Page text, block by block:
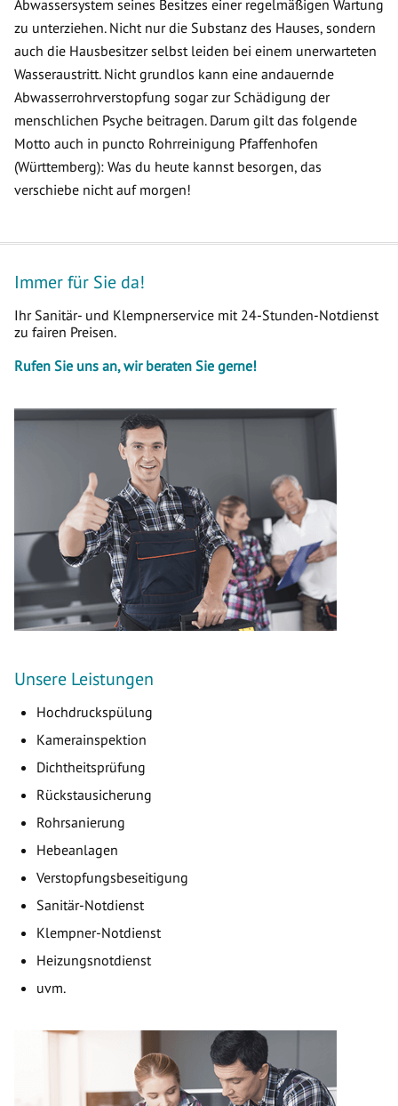
Abwassersystem seines Besitzes einer regelmäßigen Wartung
zu unterziehen. Nicht nur die Substanz des Hauses, sondern
auch die Hausbesitzer selbst leiden bei einem unerwarteten
Wasseraustritt. Nicht grundlos kann eine andauernde
Abwasserrohrverstopfung sogar zur Schädigung der
menschlichen Psyche beitragen. Darum gilt das folgende
Motto auch in puncto Rohrreinigung Pfaffenhofen
(Württemberg): Was du heute kannst besorgen, das
verschiebe nicht auf morgen!
Immer für Sie da!
Ihr Sanitär- und Klempnerservice mit 24-Stunden-Notdienst
zu fairen Preisen.
Rufen Sie uns an, wir beraten Sie gerne!
Unsere Leistungen
Hochdruckspülung
Kamerainspektion
Dichtheitsprüfung
Rückstausicherung
Rohrsanierung
Hebeanlagen
Verstopfungsbeseitigung
Sanitär-Notdienst
Klempner-Notdienst
Heizungsnotdienst
uvm.